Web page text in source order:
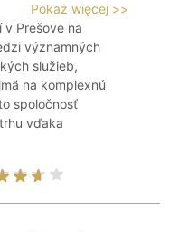
Pokaż więcej >>
v Prešove na
významných
služieb,
na komplexnú
spoločnosť
vďaka